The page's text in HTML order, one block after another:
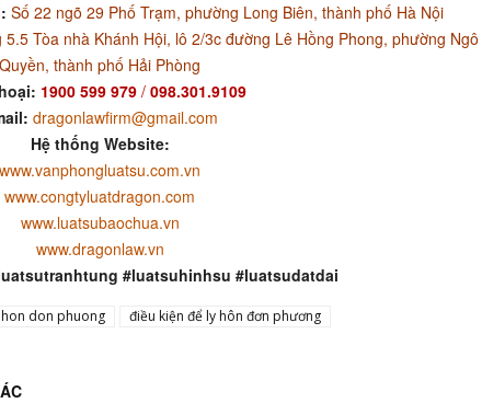
Số 22 ngõ 29 Phố Trạm, phường Long Biên, thành phố Hà Nội
5.5 Tòa nhà Khánh Hội, lô 2/3c đường Lê Hồng Phong, phường Ngô
Quyền, thành phố Hải Phòng
1900 599 979/ 098.301.9109
dragonlawfirm@gmail.com
Hệ thống Website:
www.vanphongluatsu.com.vn
www.congtyluatdragon.com
www.luatsubaochua.vn
www.dragonlaw.vn
#luatsuhinhsu #luatsudatdai
hon don phuong điều kiện để ly hôn đơn phương